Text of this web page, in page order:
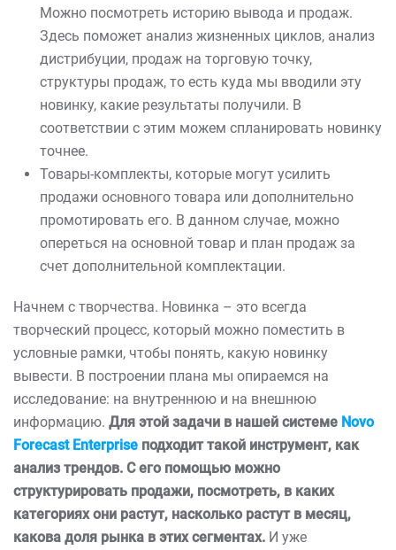
Можно посмотреть историю вывода и продаж.
Здесь поможет анализ жизненных циклов, анализ
дистрибуции, продаж на торговую точку,
структуры продаж, то есть куда мы вводили эту
новинку, какие результаты получили. В
соответствии с этим можем спланировать новинку
точнее.
Товары-комплекты, которые могут усилить
продажи основного товара или дополнительно
промотировать его. В данном случае, можно
опереться на основной товар и план продаж за
счет дополнительной комплектации.
Начнем с творчества. Новинка – это всегда
творческий процесс, который можно поместить в
условные рамки, чтобы понять, какую новинку
вывести. В построении плана мы опираемся на
исследование: на внутреннюю и на внешнюю
информацию. Для этой задачи в нашей системе Novo
Forecast Enterprise подходит такой инструмент, как
анализ трендов. С его помощью можно
структурировать продажи, посмотреть, в каких
категориях они растут, насколько растут в месяц,
какова доля рынка в этих сегментах. И уже